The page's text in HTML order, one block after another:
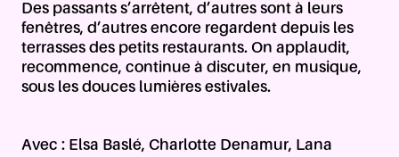
Des passants s’arrêtent, d’autres sont à leurs
fenêtres, d’autres encore regardent depuis les
terrasses des petits restaurants. On applaudit,
recommence, continue à discuter, en musique,
sous les douces lumières estivales.
Avec : Elsa Baslé, Charlotte Denamur, Lana